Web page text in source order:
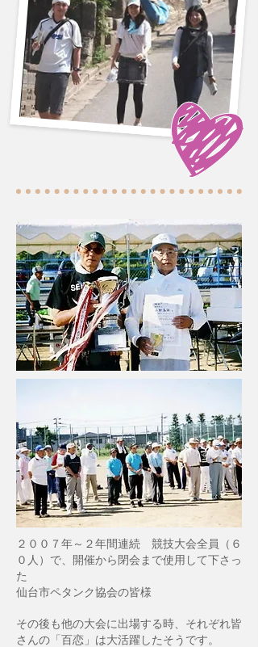
２００７年～２年間連続 競技大会全員（６
０人）で、開催から閉会まで使用して下さっ
た
仙台市ペタンク協会の皆様
その後も他の大会に出場する時、それぞれ皆
さんの「百恋」は大活躍したそうです。